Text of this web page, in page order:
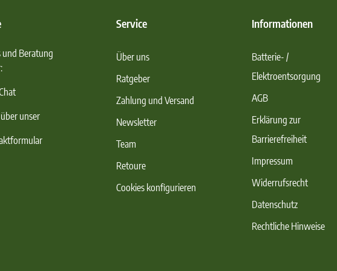
und Beratung
unser
Service
Über uns
Ratgeber
Zahlung und Versand
Newsletter
Team
Retoure
Cookies konfigurieren
Informationen
Batterie- /
Elektroentsorgung
AGB
Erklärung zur
Barrierefreiheit
Impressum
Widerrufsrecht
Datenschutz
Rechtliche Hinweise